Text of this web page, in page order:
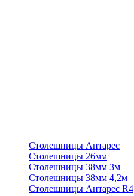
Столешницы Антарес
Столешницы 26мм
Столешницы 38мм 3м
Столешницы 38мм 4,2м
Столешницы Антарес R4